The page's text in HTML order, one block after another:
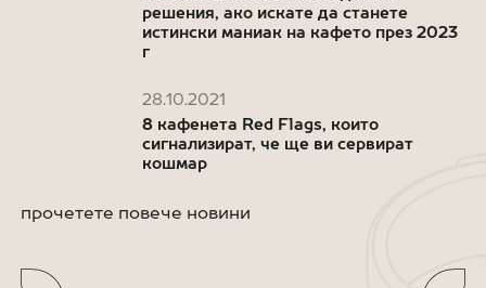
решения, ако искате да станете
истински маниак на кафето през 2023
г
28.10.2021
8 кафенета Red Flags, които
сигнализират, че ще ви сервират
кошмар
прочетете повече новини